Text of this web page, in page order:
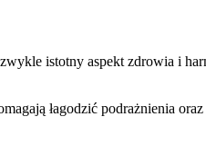
istotny aspekt zdrowia i
łagodzić podrażnienia